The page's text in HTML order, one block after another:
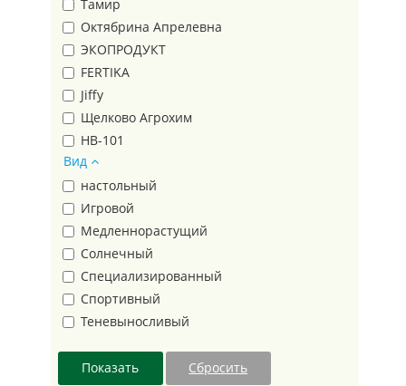
Сирень
Трапеция
Треугольник
Фаско 5М
ФАСКО БИО
Фиджи
Цветочное счастье
Тамир
Октябрина Апрелевна
ЭКОПРОДУКТ
FERTIKA
Jiffy
Щелково Агрохим
HB-101
ИнГрин
Эко Стандарт
Чистая Энергия
Ависта
Эвис
Террасол
Огородник®
Полипласт
МегаПласт
Вид
настольный
Игровой
Медленнорастущий
Солнечный
Специализированный
Спортивный
Теневыносливый
банка